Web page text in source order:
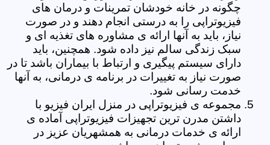
چگونه در خانه خودشان تمرینات و درمان های
فیزیوتراپی را به درستی انجام دهند و در صورت
نیاز، باید به آنها ارائه ی مشاوره های تغذیه ای و
سبک زندگی سالم نیز داده شود. همچنین، باید
دارای سیستم پیگیری و ارتباط با بیماران باشد تا در
صورت نیاز به تغییرات در برنامه ی درمانی، به آنها
خدمت رسانی شود.
مجموعه ی فیزیوتراپی در منزل ایران فیزیو با
داشتن مدرن ترین تجهیزات فیزیوتراپی آماده ی
ارائه ی خدمات درمانی به همشهریان عزیز در